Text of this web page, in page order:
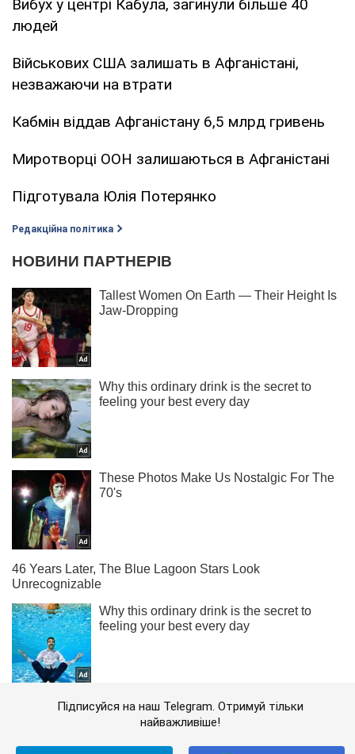
Вибух у центрі Кабула, загинули більше 40
людей
Військових США залишать в Афганістані,
незважаючи на втрати
Кабмін віддав Афганістану 6,5 млрд гривень
Миротворці ООН залишаються в Афганістані
Підготувала Юлія Потерянко
Редакційна політика
Підписуйся на наш Telegram. Отримуй тільки
найважливіше!